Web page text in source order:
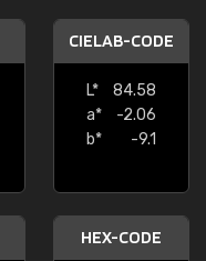
CIELAB-CODE
L*
84.58
a*
-2.06
b*
-9.1
HEX-CODE